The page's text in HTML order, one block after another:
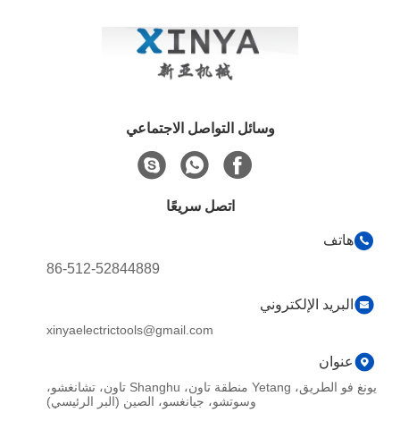
وسائل التواصل الاجتماعي
اتصل سريعًا
هاتف
86-512-52844889
البريد الإلكتروني
xinyaelectrictools@gmail.com
عنوان
يونغ فو الطريق، Yetang منطقة تاون، Shanghu تاون، تشانغشو،
وسوتشو، جيانغسو، الصين (البر الرئيسي)